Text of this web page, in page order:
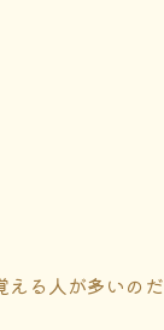
える人が多いのだ